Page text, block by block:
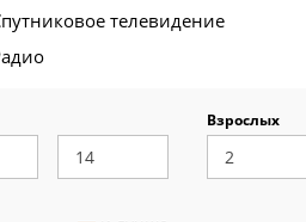
телевидение
Взрослых